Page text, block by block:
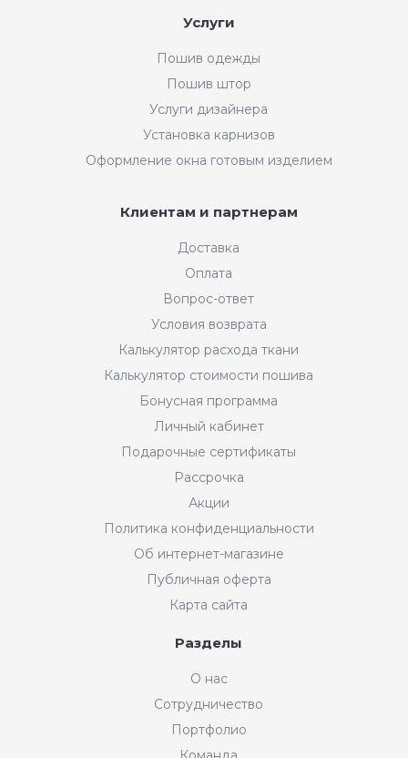
Услуги
Пошив одежды
Пошив штор
Услуги дизайнера
Установка карнизов
Оформление окна готовым изделием
Клиентам и партнерам
Доставка
Оплата
Вопрос-ответ
Условия возврата
Калькулятор расхода ткани
Калькулятор стоимости пошива
Бонусная программа
Личный кабинет
Подарочные сертификаты
Рассрочка
Акции
Политика конфиденциальности
Об интернет-магазине
Публичная оферта
Карта сайта
Разделы
О нас
Сотрудничество
Портфолио